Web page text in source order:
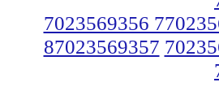
7023569356
87023569357